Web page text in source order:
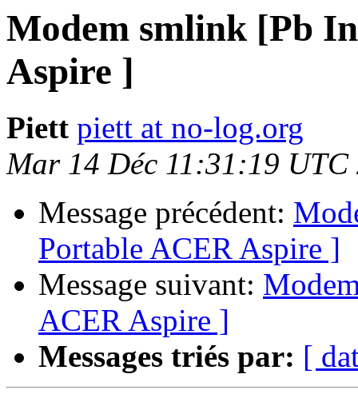
Modem smlink [Pb
Aspire ]
Piett piett at no-log.org
Mar 14 Déc 11:31:19 UTC
Message précédent:
Portable ACER Aspire ]
Message suivant:
ACER Aspire ]
Messages triés par: [